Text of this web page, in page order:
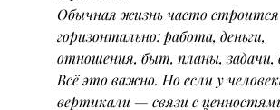
Обычная жизнь часто строится
горизонтально: работа, деньги,
отношения, быт, планы, задачи,
Всё это важно. Но если у
вертикали — связи с